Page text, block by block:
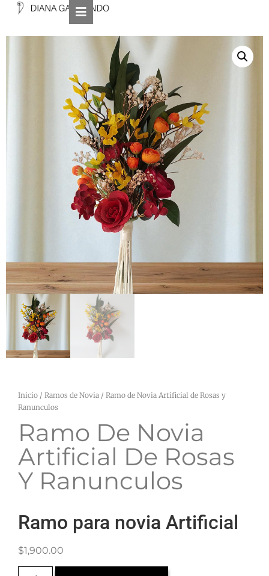
Inicio / Ramos de Novia / Ramo de Novia Artificial de Rosas y
Ranunculos
Ramo De Novia
Artificial De Rosas
Y Ranunculos
Ramo para novia Artificial
$1,900.00